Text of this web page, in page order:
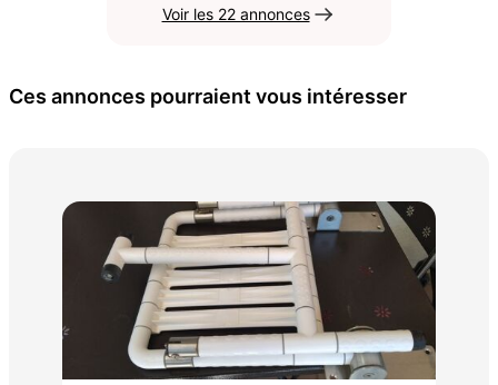
Voir les 22 annonces
Ces annonces pourraient vous intéresser